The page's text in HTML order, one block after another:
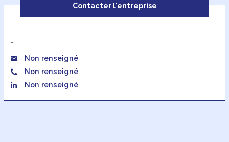
Contacter l'entreprise
-
Non renseigné
Non renseigné
Non renseigné